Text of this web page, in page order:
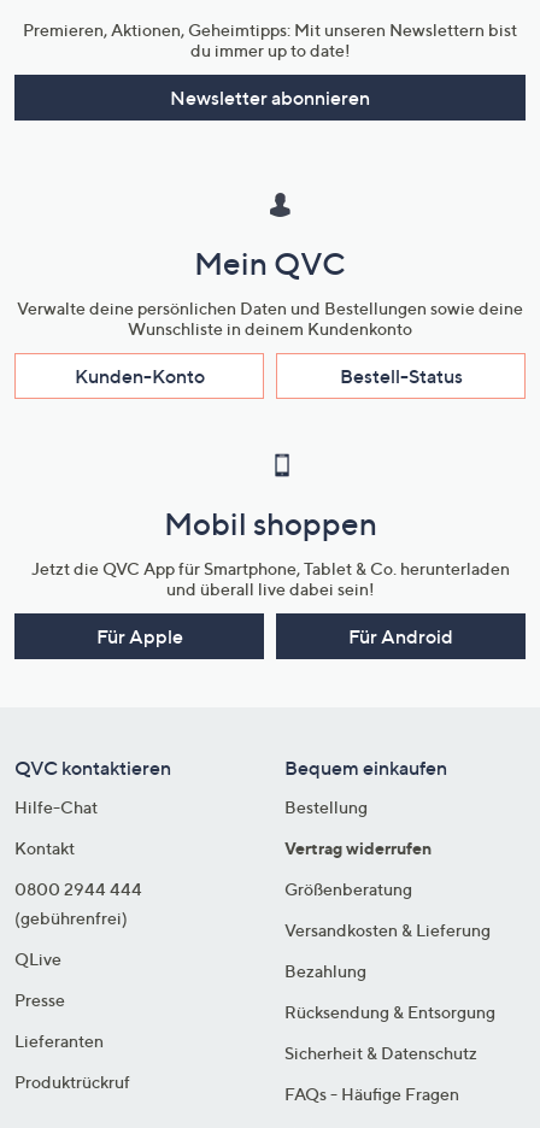
Premieren, Aktionen, Geheimtipps: Mit unseren Newslettern bist
du immer up to date!
Newsletter abonnieren
Mein QVC
Verwalte deine persönlichen Daten und Bestellungen sowie deine
Wunschliste in deinem Kundenkonto
Kunden-Konto Bestell-Status
Mobil shoppen
Jetzt die QVC App für Smartphone, Tablet & Co. herunterladen
und überall live dabei sein!
Für Apple Für Android
QVC kontaktieren
Hilfe-Chat
Kontakt
0800 2944 444
(gebührenfrei)
QLive
Presse
Lieferanten
Produktrückruf
Bequem einkaufen
Bestellung
Vertrag widerrufen
Größenberatung
Versandkosten & Lieferung
Bezahlung
Rücksendung & Entsorgung
Sicherheit & Datenschutz
FAQs - Häufige Fragen